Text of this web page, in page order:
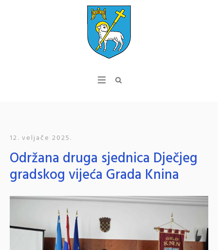
12. veljače 2025.
Održana druga sjednica Dječjeg
gradskog vijeća Grada Knina